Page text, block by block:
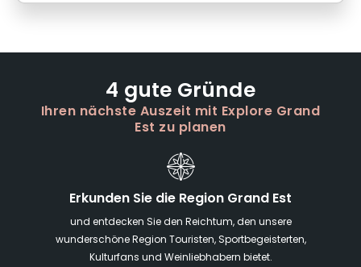
4 gute Gründe
Ihren nächste Auszeit mit Explore Grand
Est zu planen
Erkunden Sie die Region Grand Est
und entdecken Sie den Reichtum, den unsere
wunderschöne Region Touristen, Sportbegeisterten,
Kulturfans und Weinliebhabern bietet.